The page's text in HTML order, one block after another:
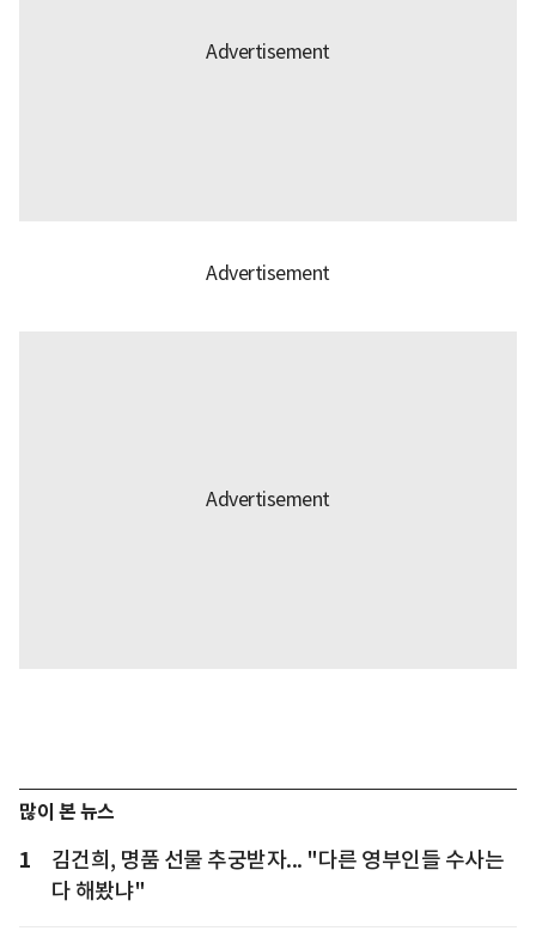
많이 본 뉴스
1
김건희, 명품 선물 추궁받자... "다른 영부인들 수사는
다 해봤냐"